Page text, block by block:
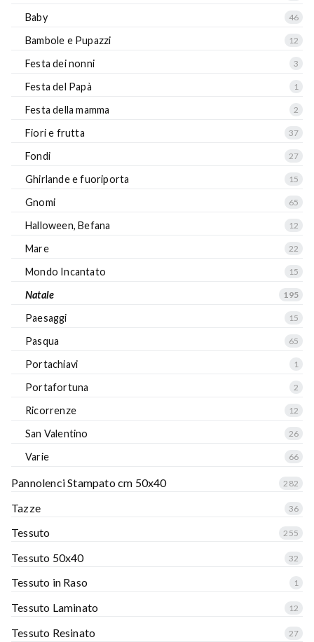
Baby
46
Bambole e Pupazzi 12
Festa dei nonni 3
Festa del Papà 1
Festa della mamma 2
Fiori e frutta 37
Fondi 27
Ghirlande e fuoriporta 15
Gnomi 65
Halloween, Befana 12
Mare 22
Mondo Incantato 15
Natale 195
Paesaggi 15
Pasqua 65
Portachiavi 1
Portafortuna 2
Ricorrenze 12
San Valentino 26
Varie 66
Pannolenci Stampato cm 50x40 282
Tazze 36
Tessuto 255
Tessuto 50x40 32
Tessuto in Raso 1
Tessuto Laminato 12
Tessuto Resinato 27